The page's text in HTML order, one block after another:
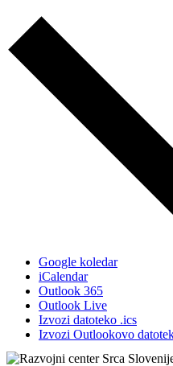
Google koledar
iCalendar
Outlook 365
Outlook Live
Izvozi datoteko .ics
Izvozi Outlookovo